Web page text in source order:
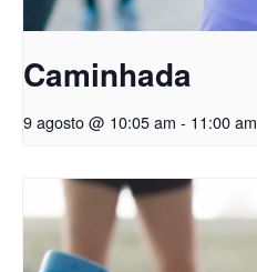
Caminhada
9 agosto @ 10:05 am - 11:00 am